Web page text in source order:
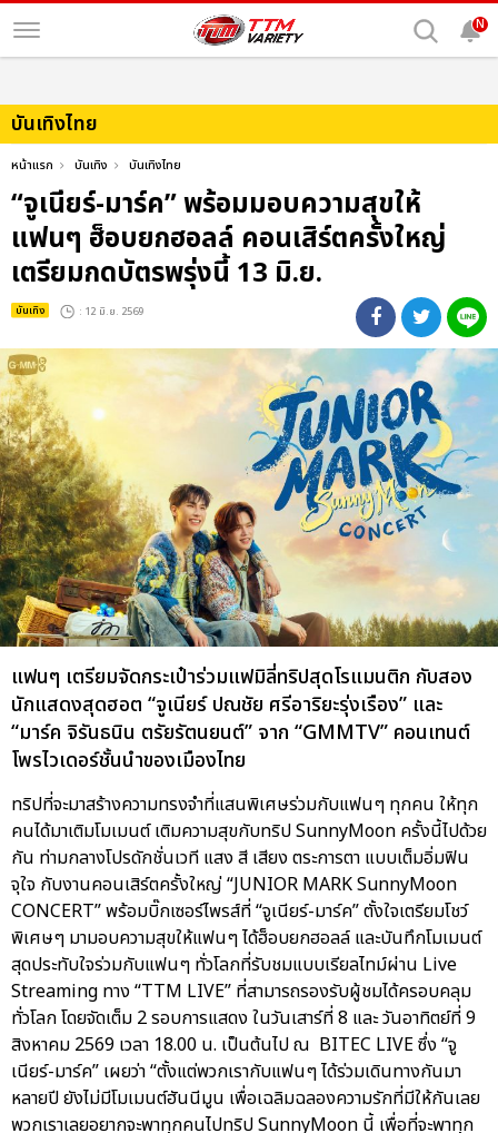
N
บันเทิงไทย
หน้าแรก บันเทิง บันเทิงไทย
“จูเนียร์-มาร์ค” พร้อมมอบความสุขให้
แฟนๆ ฮ็อบยกฮอลล์ คอนเสิร์ตครั้งใหญ่
เตรียมกดบัตรพรุ่งนี้ 13 มิ.ย.
บันเทิง : 12 มิ.ย. 2569
แฟนๆ เตรียมจัดกระเป๋าร่วมแฟมิลี่ทริปสุดโรแมนติก กับสอง
นักแสดงสุดฮอต “จูเนียร์ ปณชัย ศรีอาริยะรุ่งเรือง” และ
“มาร์ค จิรันธนิน ตรัยรัตนยนต์” จาก “GMMTV” คอนเทนต์
โพรไวเดอร์ชั้นนำของเมืองไทย
ทริปที่จะมาสร้างความทรงจำที่แสนพิเศษร่วมกับแฟนๆ ทุกคน ให้ทุก
คนได้มาเติมโมเมนต์ เติมความสุขกับทริป SunnyMoon ครั้งนี้ไปด้วย
กัน ท่ามกลางโปรดักชั่นเวที แสง สี เสียง ตระการตา แบบเต็มอิ่มฟิน
จุใจ กับงานคอนเสิร์ตครั้งใหญ่ “JUNIOR MARK SunnyMoon
CONCERT” พร้อมบิ๊กเซอร์ไพรส์ที่ “จูเนียร์-มาร์ค” ตั้งใจเตรียมโชว์
พิเศษๆ มามอบความสุขให้แฟนๆ ได้ฮ็อบยกฮอลล์ และบันทึกโมเมนต์
สุดประทับใจร่วมกับแฟนๆ ทั่วโลกที่รับชมแบบเรียลไทม์ผ่าน Live
Streaming ทาง “TTM LIVE” ที่สามารถรองรับผู้ชมได้ครอบคลุม
ทั่วโลก โดยจัดเต็ม 2 รอบการแสดง ในวันเสาร์ที่ 8 และ วันอาทิตย์ที่ 9
สิงหาคม 2569 เวลา 18.00 น. เป็นต้นไป ณ BITEC LIVE ซึ่ง “จู
เนียร์-มาร์ค” เผยว่า “ตั้งแต่พวกเรากับแฟนๆ ได้ร่วมเดินทางกันมา
หลายปี ยังไม่มีโมเมนต์ฮันนีมูน เพื่อเฉลิมฉลองความรักที่มีให้กันเลย
พวกเราเลยอยากจะพาทุกคนไปทริป SunnyMoon นี้ เพื่อที่จะพาทุก